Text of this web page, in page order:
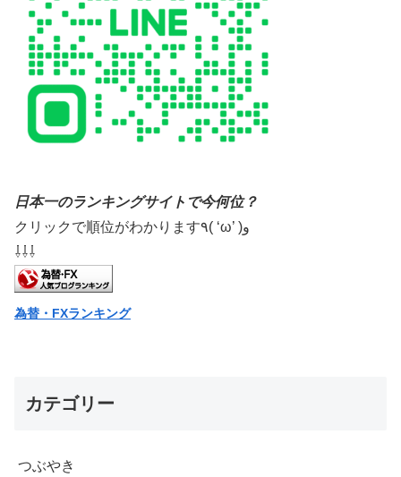
日本一のランキングサイトで今何位？
クリックで順位がわかります٩( ‘ω’ )و
⇩⇩⇩
為替・FXランキング
カテゴリー
つぶやき